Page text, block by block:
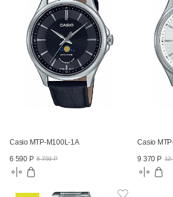
Casio MTP-M100L-1A
6 590 Р 8 793 Р
Casio
9 370 Р 12